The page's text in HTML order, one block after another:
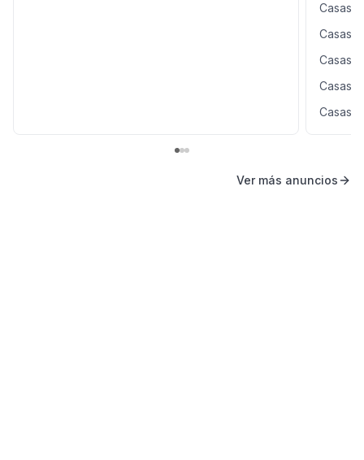
Casas
Casas
Casas
Casas
Casas
Ver más anuncios